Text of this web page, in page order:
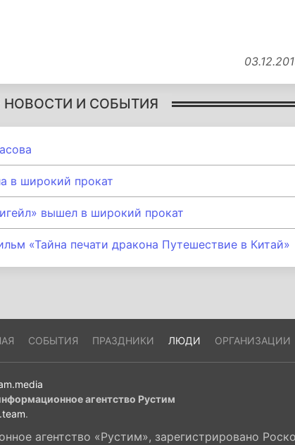
НОВОСТИ И СОБЫТИЯ
в широкий прокат
вышел в широкий прокат
«Тайна печати дракона Путешествие в Китай»
СОБЫТИЯ ПРАЗДНИКИ ЛЮДИ ОРГАНИЗАЦИИ
агентство Рустим
.
агентство «Рустим», зарегистрировано